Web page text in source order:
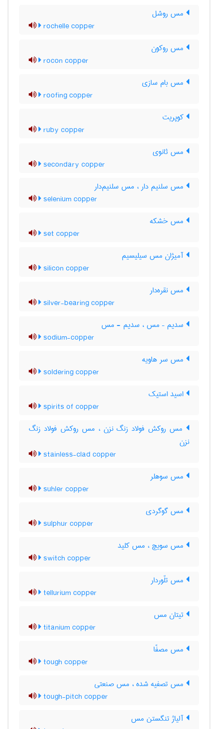
مس روشل
rochelle copper
مس روکون
rocon copper
مس بام سازی
roofing copper
کوپریت
ruby copper
مس ثانوی
secondary copper
مس سلنیم دار ، مس سلنیم‌دار
selenium copper
مس خشکه
set copper
آمیژان مس سیلیسیم
silicon copper
مس نقره‌دار
silver-bearing copper
سدیم – مس ، سدیم - مس
sodium-copper
مس سر هاویه
soldering copper
اسید استیک
spirits of copper
مس روکش فولاد زنگ نزن ، مس روکش فولاد زنگ
‌نزن
stainless-clad copper
مس سوهلر
suhler copper
مس گوگردی
sulphur copper
مس سویچ ، مس کلید
switch copper
مس تلّوردار
tellurium copper
تیتان مس
titanium copper
مس مصفّا
tough copper
مس تصفیه شده ، مس صنعتی
tough-pitch copper
آلیاژ تنگستن مس